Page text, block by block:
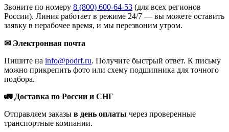
Звоните по номеру 8 (800) 600-64-53 (для всех регионов
России). Линия работает в режиме 24/7 — вы можете оставить
заявку в нерабочее время, и мы перезвоним утром.
✉ Электронная почта
Пишите на info@podrf.ru. Получите быстрый ответ. К письму
можно прикрепить фото или схему подшипника для точного
подбора.
🚛 Доставка по России и СНГ
Отправляем заказы в день оплаты через проверенные
транспортные компании.